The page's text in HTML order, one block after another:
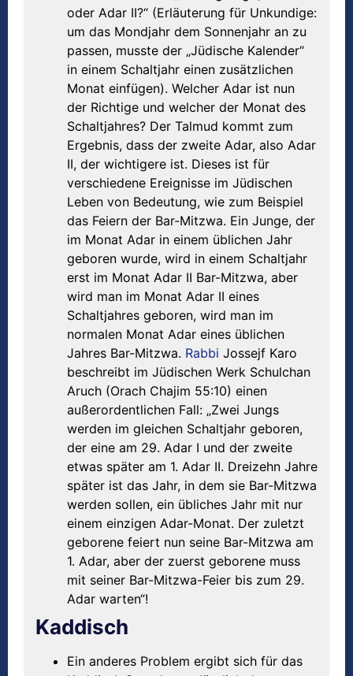
oder Adar II?“ (Erläuterung für Unkundige:
um das Mondjahr dem Sonnenjahr an zu
passen, musste der „Jüdische Kalender“
in einem Schaltjahr einen zusätzlichen
Monat einfügen). Welcher Adar ist nun
der Richtige und welcher der Monat des
Schaltjahres? Der Talmud kommt zum
Ergebnis, dass der zweite Adar, also Adar
II, der wichtigere ist. Dieses ist für
verschiedene Ereignisse im Jüdischen
Leben von Bedeutung, wie zum Beispiel
das Feiern der Bar-Mitzwa. Ein Junge, der
im Monat Adar in einem üblichen Jahr
geboren wurde, wird in einem Schaltjahr
erst im Monat Adar II Bar-Mitzwa, aber
wird man im Monat Adar II eines
Schaltjahres geboren, wird man im
normalen Monat Adar eines üblichen
Jahres Bar-Mitzwa. Rabbi Jossejf Karo
beschreibt im Jüdischen Werk Schulchan
Aruch (Orach Chajim 55:10) einen
außerordentlichen Fall: „Zwei Jungs
werden im gleichen Schaltjahr geboren,
der eine am 29. Adar I und der zweite
etwas später am 1. Adar II. Dreizehn Jahre
später ist das Jahr, in dem sie Bar-Mitzwa
werden sollen, ein übliches Jahr mit nur
einem einzigen Adar-Monat. Der zuletzt
geborene feiert nun seine Bar-Mitzwa am
1. Adar, aber der zuerst geborene muss
mit seiner Bar-Mitzwa-Feier bis zum 29.
Adar warten“!
Kaddisch
Ein anderes Problem ergibt sich für das